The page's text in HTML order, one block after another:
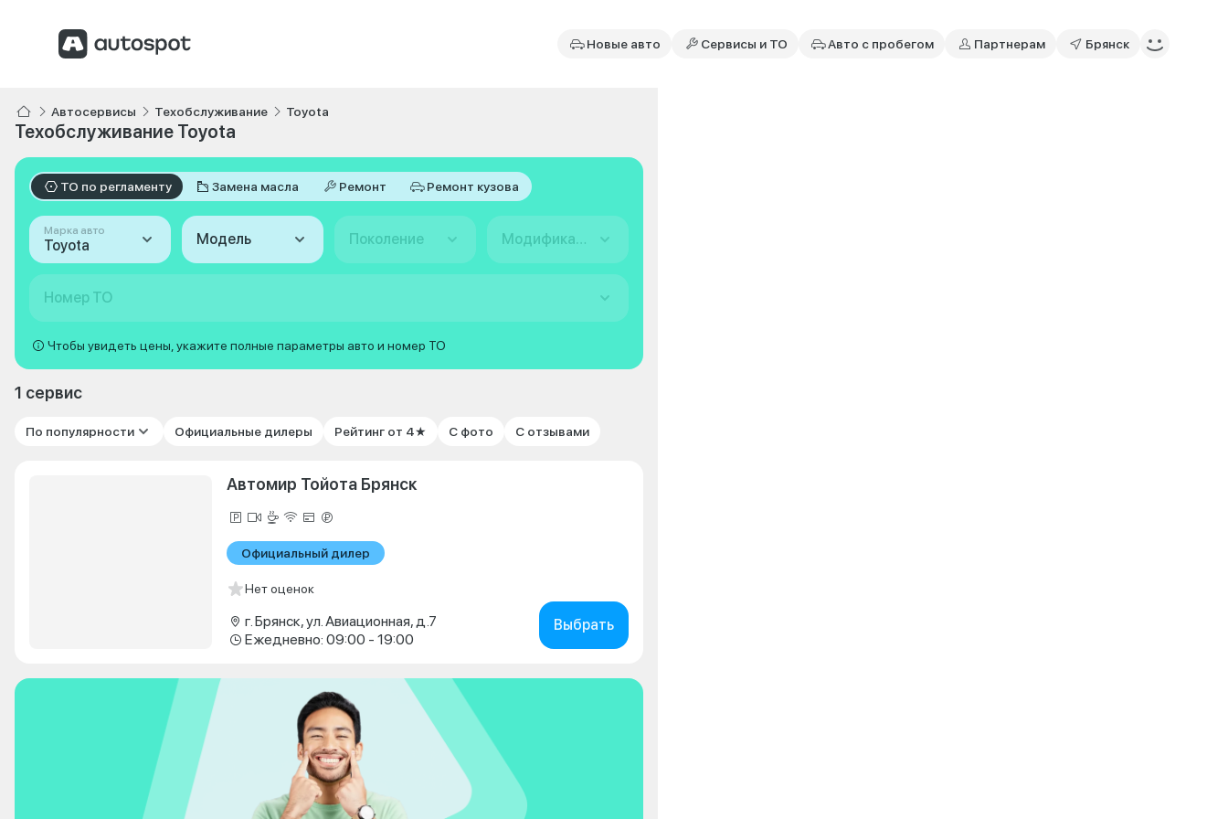
Новые авто Сервисы и ТО Авто с пробегом Партнерам Брянск
Автосервисы Техобслуживание Toyota
Техобслуживание Toyota
ТО по регламенту Замена масла Ремонт Ремонт кузова
Марка авто
Toyota Модель Поколение Модификация
Номер ТО
Чтобы увидеть цены, укажите полные параметры авто и номер ТО
1 сервис
По популярности Официальные дилеры Рейтинг от 4★ С фото С отзывами
Автомир Тойота Брянск
Официальный дилер
Нет оценок
г. Брянск, ул. Авиационная, д.7
Ежедневно: 09:00 - 19:00
Выбрать